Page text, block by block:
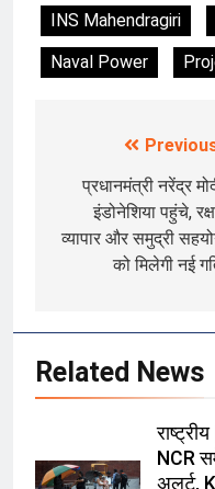
INS Mahendragiri
Naval Power
navigation
प्रधानमंत्री नरेंद्र
इंडोनेशिया पहुंचे,
व्यापार और समुद्री
को मिलेगी नई
Related News
NCR
अलर्ट,